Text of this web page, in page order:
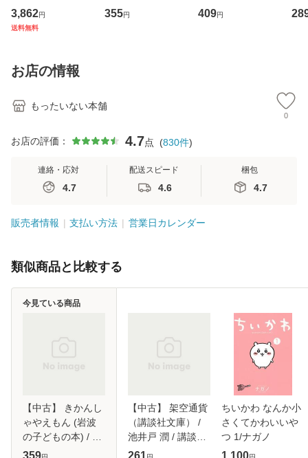
専門職の看護マネ
ジメントスキル 改
恵 藤本幸三 / 南江
堂 [単行
3,862円
送料無料
キューンレコード
[CD]【メール便送
355円
その正しい理解と
克服法 (SB新書 57
409円
のが
お店の情報
もったいない本舗
0
お店の評価： 4.7点 (830件)
連絡・応対
4.7
配送スピード
4.6
梱包
4.7
販売者情報 支払い方法 営業日カレンダー
類似商品と比較する
【中古】 きかんし
ゃやえもん (岩波
の子どもの本) / 阿
川 弘之、 岡部 冬
359
今見ている商品
【中古】 架空通貨
（講談社文庫） /
池井戸 潤 / 講談社
[文庫]【メール便送
261
ちいかわ なんか小
さくてかわいいや
つ 1/ナガノ
1,100